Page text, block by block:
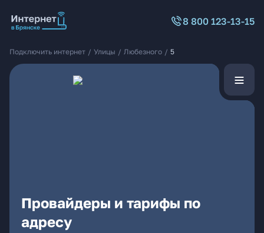
8 800 123-13-15
Подключить интернет / Улицы / Любезного / 5
Провайдеры и тарифы по
адресу